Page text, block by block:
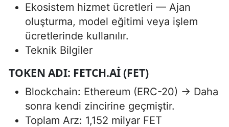
Ekosistem hizmet ücretleri — Ajan
oluşturma, model eğitimi veya işlem
ücretlerinde kullanılır.
Teknik Bilgiler
TOKEN ADI: FETCH.AI (FET)
Blockchain: Ethereum (ERC-20) → Daha
sonra kendi zincirine geçmiştir.
Toplam Arz: 1,152 milyar FET